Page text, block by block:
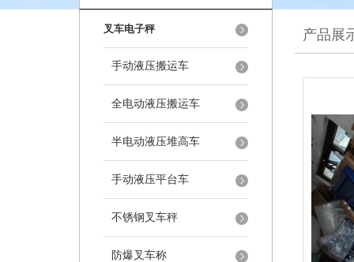
叉车电子秤
手动液压搬运车
全电动液压搬运车
半电动液压堆高车
手动液压平台车
不锈钢叉车秤
防爆叉车称
产品展